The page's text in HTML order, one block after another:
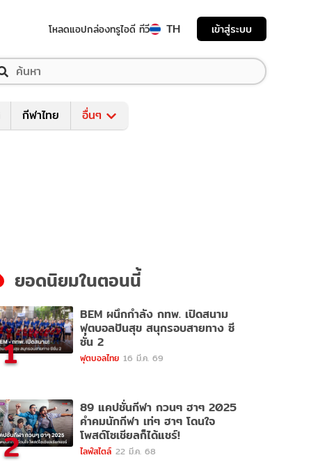
โหลดแอปกล่องทรูไอดี ทีวี TH เข้าสู่ระบบ
กีฬาไทย อื่นๆ
ยอดนิยมในตอนนี้
1
BEM ผนึกกำลัง กทพ. เปิดสนาม
ฟุตบอลปันสุข สนุกรอบสายทาง ซี
ซั่น 2
ฟุตบอลไทย 16 มี.ค. 69
2
89 แคปชั่นกีฬา กวนๆ ฮาๆ 2025
คำคมนักกีฬา เท่ๆ ฮาๆ โดนใจ
โพสต์โซเชียลก็ได้แชร์!
ไลฟ์สไตล์ 22 มี.ค. 68